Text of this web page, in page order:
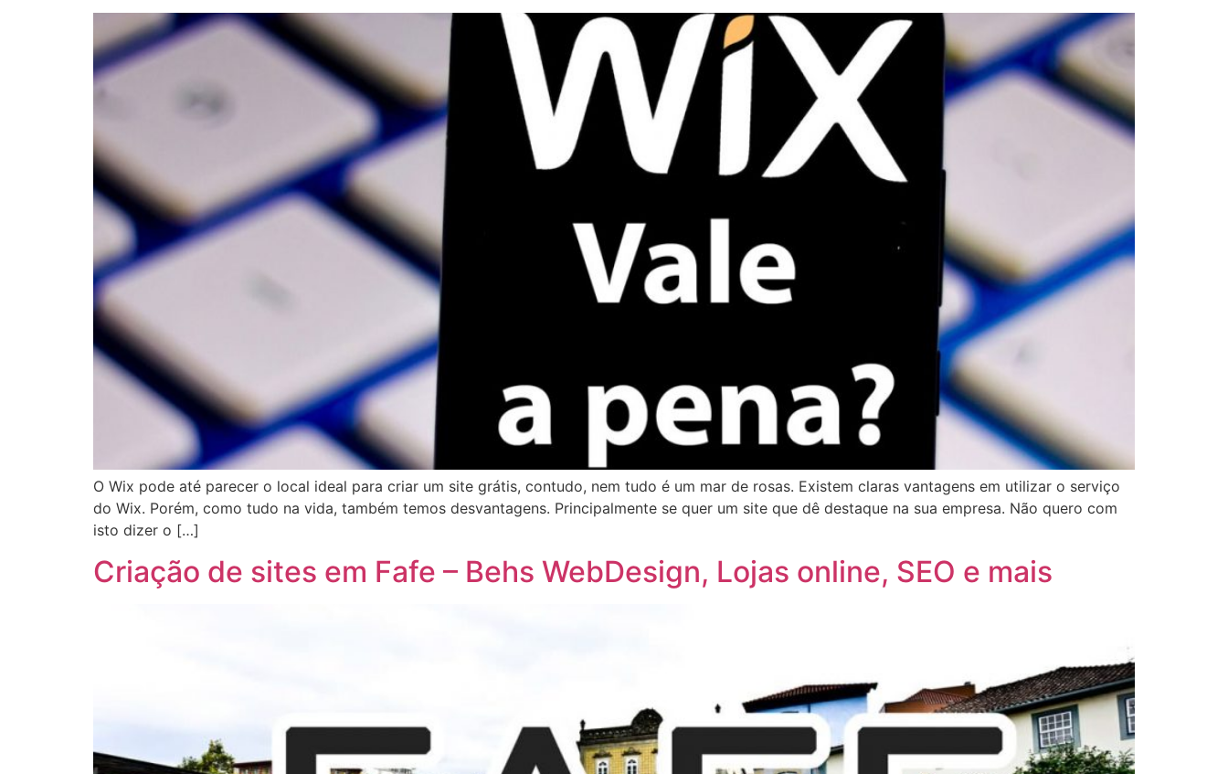
O Wix pode até parecer o local ideal para criar um site grátis, contudo, nem tudo é um mar de rosas. Existem claras vantagens em utilizar o serviço
do Wix. Porém, como tudo na vida, também temos desvantagens. Principalmente se quer um site que dê destaque na sua empresa. Não quero com
isto dizer o […]
Criação de sites em Fafe – Behs WebDesign, Lojas online, SEO e mais